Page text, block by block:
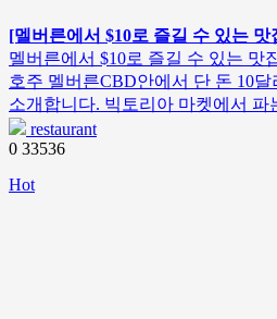
[멜버른에서 $10로 즐길 수 있는 맛
멜버른에서 $10로 즐길 수 있는 맛
호주 멜버른CBD안에서 단 돈 10
소개합니다. 빅토리아 마켓에서
restaurant
0 33536
Hot